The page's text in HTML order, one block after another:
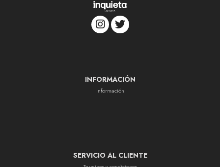
INFORMACIÓN
Información
SERVICIO AL CLIENTE